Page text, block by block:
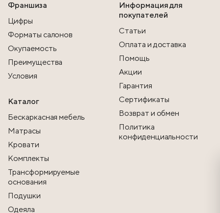
Франшиза
Цифры
Форматы салонов
Окупаемость
Преимущества
Условия
Каталог
Бескаркасная мебель
Матрасы
Кровати
Комплекты
Трансформируемые
основания
Подушки
Одеяла
Информация для
покупателей
Статьи
Оплата и доставка
Помощь
Акции
Гарантия
Сертификаты
Возврат и обмен
Политика
конфиденциальности